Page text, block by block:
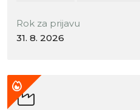
Rok za prijavu
31. 8. 2026